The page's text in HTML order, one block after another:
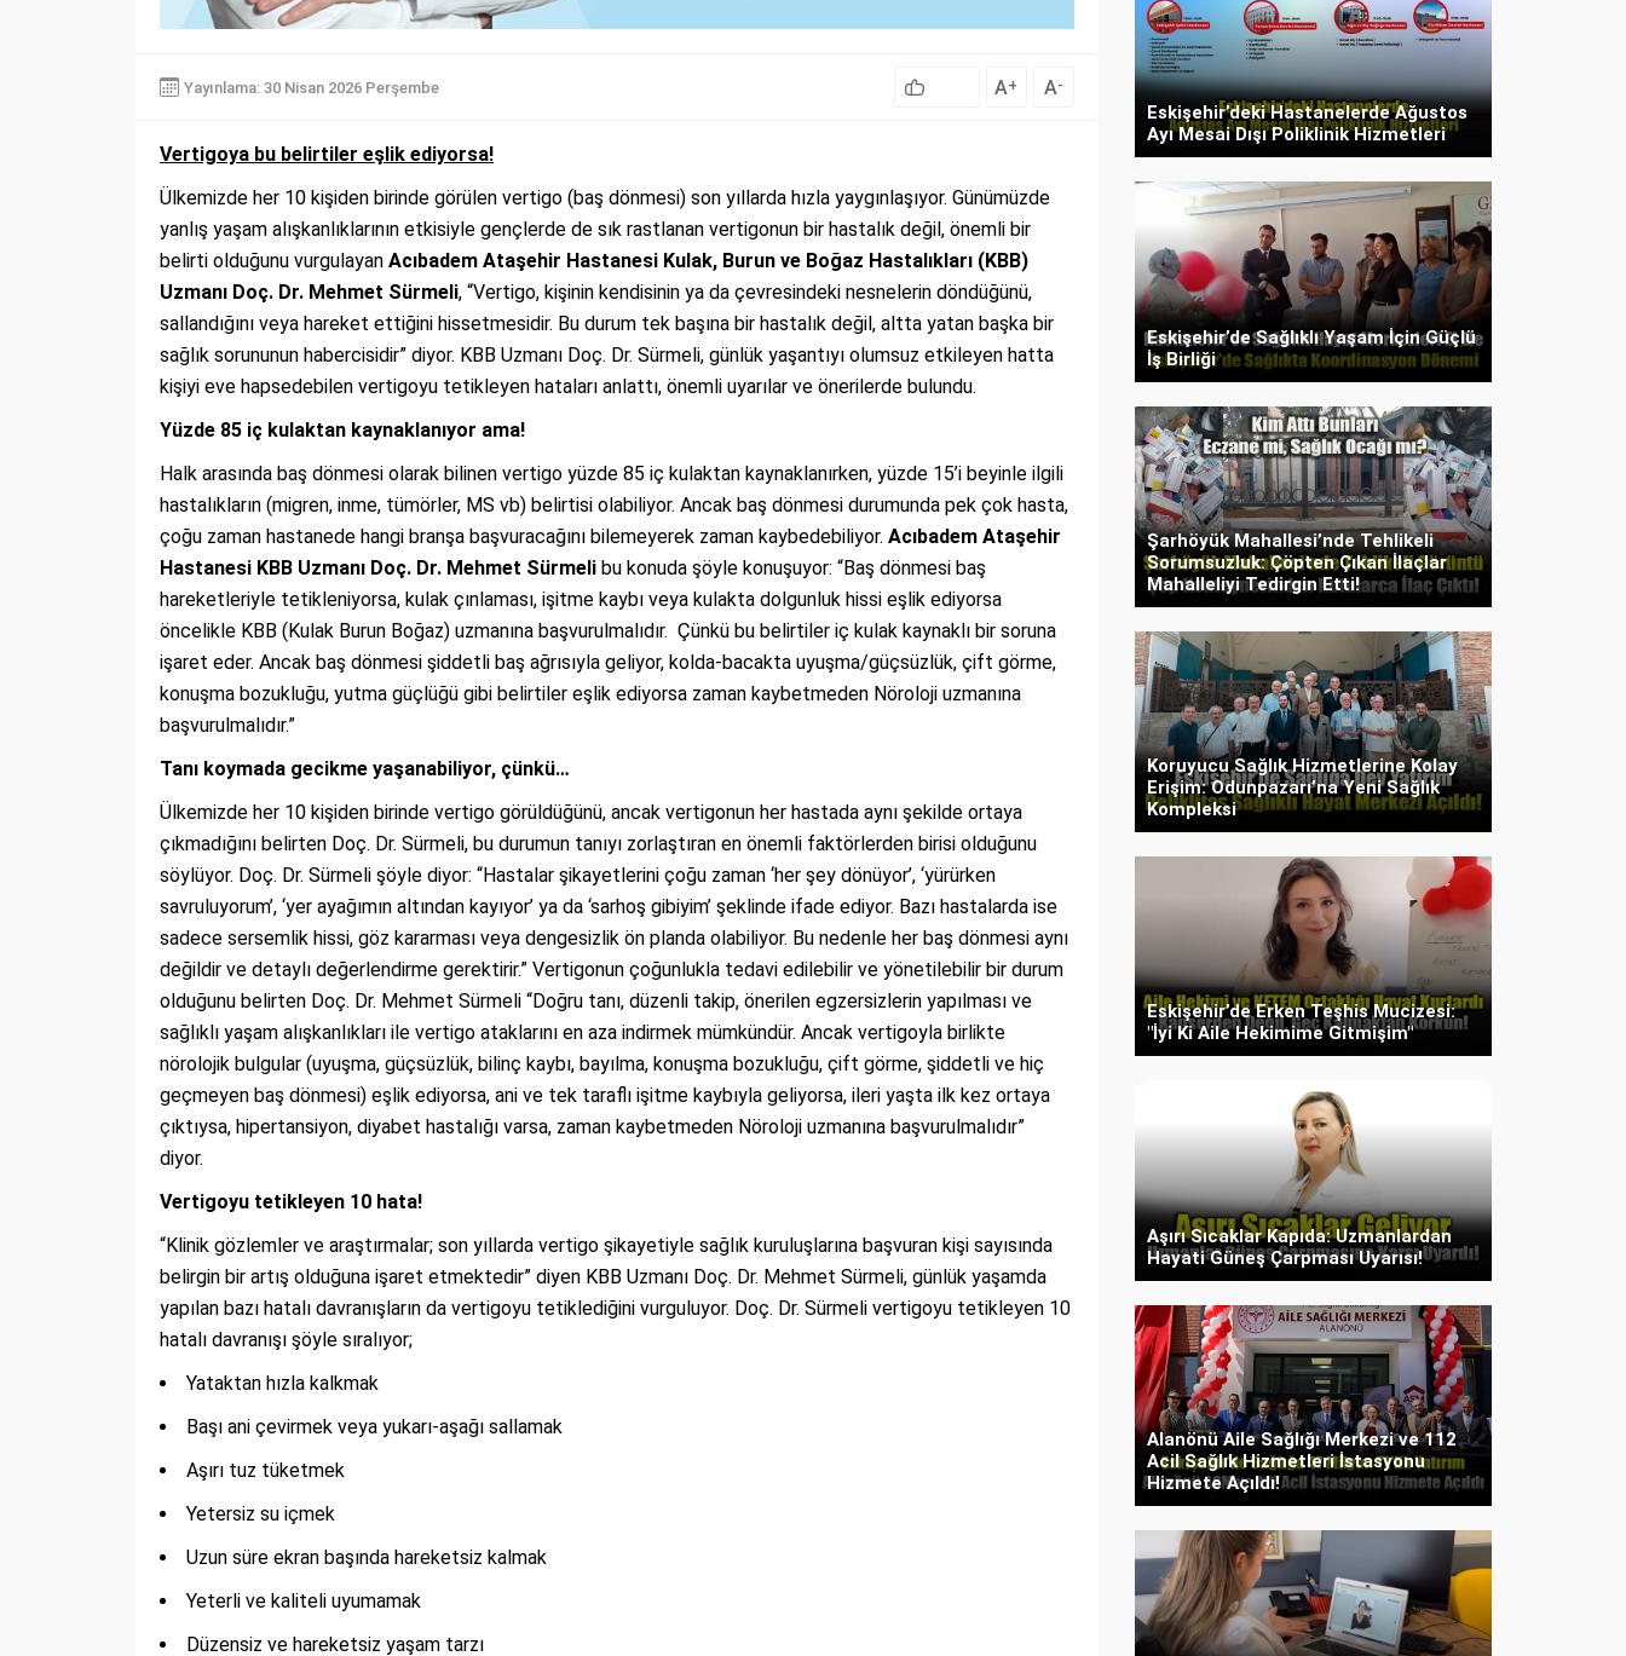
Yayınlama: 30 Nisan 2026 Perşembe A+ A-
Vertigoya bu belirtiler eşlik ediyorsa!
Ülkemizde her 10 kişiden birinde görülen vertigo (baş dönmesi) son yıllarda hızla yaygınlaşıyor. Günümüzde
yanlış yaşam alışkanlıklarının etkisiyle gençlerde de sık rastlanan vertigonun bir hastalık değil, önemli bir
belirti olduğunu vurgulayan Acıbadem Ataşehir Hastanesi Kulak, Burun ve Boğaz Hastalıkları (KBB)
Uzmanı Doç. Dr. Mehmet Sürmeli, “Vertigo, kişinin kendisinin ya da çevresindeki nesnelerin döndüğünü,
sallandığını veya hareket ettiğini hissetmesidir. Bu durum tek başına bir hastalık değil, altta yatan başka bir
sağlık sorununun habercisidir” diyor. KBB Uzmanı Doç. Dr. Sürmeli, günlük yaşantıyı olumsuz etkileyen hatta
kişiyi eve hapsedebilen vertigoyu tetikleyen hataları anlattı, önemli uyarılar ve önerilerde bulundu.
Yüzde 85 iç kulaktan kaynaklanıyor ama!
Halk arasında baş dönmesi olarak bilinen vertigo yüzde 85 iç kulaktan kaynaklanırken, yüzde 15’i beyinle ilgili
hastalıkların (migren, inme, tümörler, MS vb) belirtisi olabiliyor. Ancak baş dönmesi durumunda pek çok hasta,
çoğu zaman hastanede hangi branşa başvuracağını bilemeyerek zaman kaybedebiliyor. Acıbadem Ataşehir
Hastanesi KBB Uzmanı Doç. Dr. Mehmet Sürmeli bu konuda şöyle konuşuyor: “Baş dönmesi baş
hareketleriyle tetikleniyorsa, kulak çınlaması, işitme kaybı veya kulakta dolgunluk hissi eşlik ediyorsa
öncelikle KBB (Kulak Burun Boğaz) uzmanına başvurulmalıdır. Çünkü bu belirtiler iç kulak kaynaklı bir soruna
işaret eder. Ancak baş dönmesi şiddetli baş ağrısıyla geliyor, kolda-bacakta uyuşma/güçsüzlük, çift görme,
konuşma bozukluğu, yutma güçlüğü gibi belirtiler eşlik ediyorsa zaman kaybetmeden Nöroloji uzmanına
başvurulmalıdır.”
Tanı koymada gecikme yaşanabiliyor, çünkü…
Ülkemizde her 10 kişiden birinde vertigo görüldüğünü, ancak vertigonun her hastada aynı şekilde ortaya
çıkmadığını belirten Doç. Dr. Sürmeli, bu durumun tanıyı zorlaştıran en önemli faktörlerden birisi olduğunu
söylüyor. Doç. Dr. Sürmeli şöyle diyor: “Hastalar şikayetlerini çoğu zaman ‘her şey dönüyor’, ‘yürürken
savruluyorum’, ‘yer ayağımın altından kayıyor’ ya da ‘sarhoş gibiyim’ şeklinde ifade ediyor. Bazı hastalarda ise
sadece sersemlik hissi, göz kararması veya dengesizlik ön planda olabiliyor. Bu nedenle her baş dönmesi aynı
değildir ve detaylı değerlendirme gerektirir.” Vertigonun çoğunlukla tedavi edilebilir ve yönetilebilir bir durum
olduğunu belirten Doç. Dr. Mehmet Sürmeli “Doğru tanı, düzenli takip, önerilen egzersizlerin yapılması ve
sağlıklı yaşam alışkanlıkları ile vertigo ataklarını en aza indirmek mümkündür. Ancak vertigoyla birlikte
nörolojik bulgular (uyuşma, güçsüzlük, bilinç kaybı, bayılma, konuşma bozukluğu, çift görme, şiddetli ve hiç
geçmeyen baş dönmesi) eşlik ediyorsa, ani ve tek taraflı işitme kaybıyla geliyorsa, ileri yaşta ilk kez ortaya
çıktıysa, hipertansiyon, diyabet hastalığı varsa, zaman kaybetmeden Nöroloji uzmanına başvurulmalıdır”
diyor.
Vertigoyu tetikleyen 10 hata!
“Klinik gözlemler ve araştırmalar; son yıllarda vertigo şikayetiyle sağlık kuruluşlarına başvuran kişi sayısında
belirgin bir artış olduğuna işaret etmektedir” diyen KBB Uzmanı Doç. Dr. Mehmet Sürmeli, günlük yaşamda
yapılan bazı hatalı davranışların da vertigoyu tetiklediğini vurguluyor. Doç. Dr. Sürmeli vertigoyu tetikleyen 10
hatalı davranışı şöyle sıralıyor;
Yataktan hızla kalkmak
Başı ani çevirmek veya yukarı-aşağı sallamak
Aşırı tuz tüketmek
Yetersiz su içmek
Uzun süre ekran başında hareketsiz kalmak
Yeterli ve kaliteli uyumamak
Düzensiz ve hareketsiz yaşam tarzı
Eskişehir’deki Hastanelerde Ağustos
Ayı Mesai Dışı Poliklinik Hizmetleri
Eskişehir’de Sağlıklı Yaşam İçin Güçlü
İş Birliği
Şarhöyük Mahallesi’nde Tehlikeli
Sorumsuzluk: Çöpten Çıkan İlaçlar
Mahalleliyi Tedirgin Etti!
Koruyucu Sağlık Hizmetlerine Kolay
Erişim: Odunpazarı’na Yeni Sağlık
Kompleksi
Eskişehir’de Erken Teşhis Mucizesi:
"İyi Ki Aile Hekimime Gitmişim"
Aşırı Sıcaklar Kapıda: Uzmanlardan
Hayati Güneş Çarpması Uyarısı!
Alanönü Aile Sağlığı Merkezi ve 112
Acil Sağlık Hizmetleri İstasyonu
Hizmete Açıldı!